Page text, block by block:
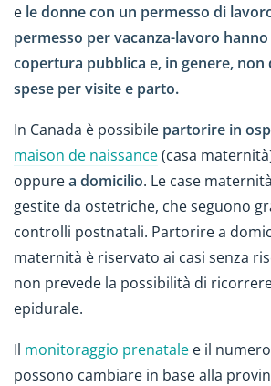
e le donne con un permesso di
permesso per vacanza-lavoro
copertura pubblica e, in genere,
spese per visite e parto.
In Canada è possibile partorire in
maison de naissance(casa
oppurea domicilio. Le case
gestite da ostetriche, che seguono
controlli postnatali. Partorire a
maternità è riservato ai casi senza
non prevede la possibilità di
epidurale.
Il monitoraggio prenatale e il
possono cambiare in base alla